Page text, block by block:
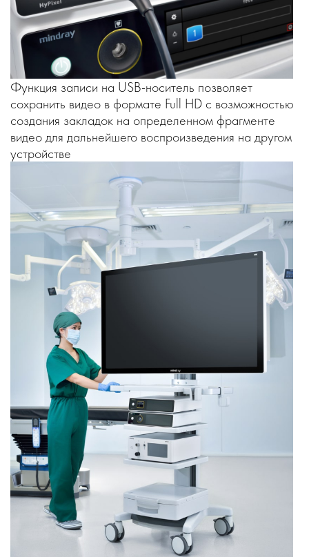
Функция записи на USB-носитель позволяет
сохранить видео в формате Full HD с возможностью
создания закладок на определенном фрагменте
видео для дальнейшего воспроизведения на другом
устройстве